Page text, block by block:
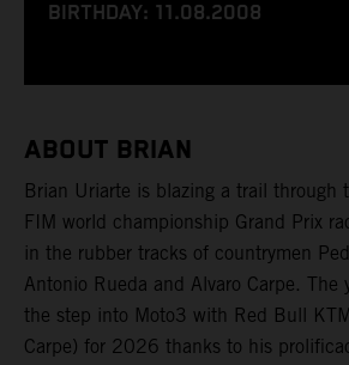
BIRTHDAY: 11.08.2008
ABOUT BRIAN
Brian Uriarte is blazing a trail through
FIM world championship Grand Prix
in the rubber tracks of countrymen
Antonio Rueda and Alvaro Carpe. The
the step into Moto3 with Red Bull
Carpe) for 2026 thanks to his